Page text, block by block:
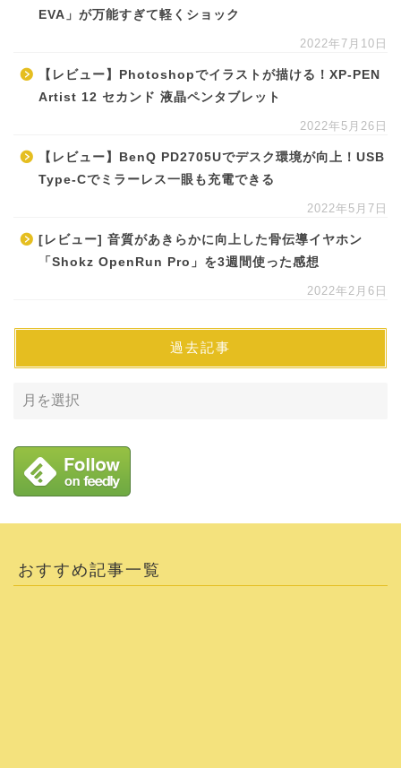
EVA」が万能すぎて軽くショック
2022年7月10日
【レビュー】Photoshopでイラストが描ける！XP-PEN
Artist 12 セカンド 液晶ペンタブレット
2022年5月26日
【レビュー】BenQ PD2705Uでデスク環境が向上！USB
Type-Cでミラーレス一眼も充電できる
2022年5月7日
[レビュー] 音質があきらかに向上した骨伝導イヤホン
「Shokz OpenRun Pro」を3週間使った感想
2022年2月6日
過去記事
おすすめ記事一覧